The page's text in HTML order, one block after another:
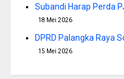
Subandi Harap Perda
18 Mei 2026
DPRD Palangka Raya
15 Mei 2026